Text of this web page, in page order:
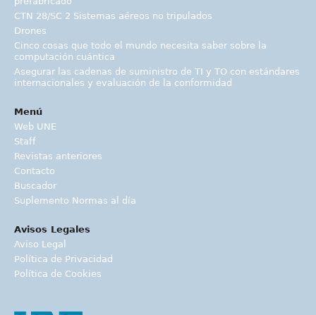
CTN 28/SC 2 Sistemas aéreos no tripulados
Drones
Cinco cosas que todo el mundo necesita saber sobre la
computación cuántica
Asegurar las cadenas de suministro de TI y TO con estándares
internacionales y evaluación de la conformidad
Menú
Web UNE
Staff
Revistas anteriores
Contacto
Buscador
Suplemento Normas al día
Avisos Legales
Aviso Legal
Política de Privacidad
Política de Cookies